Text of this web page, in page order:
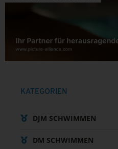
KATEGORIEN
DJM SCHWIMMEN
DM SCHWIMMEN